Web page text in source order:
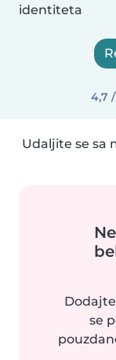
identiteta
4,7
Udaljite se sa
se